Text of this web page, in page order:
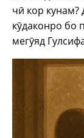
чӣ кор кунам?
кӯдаконро бо
мегӯяд